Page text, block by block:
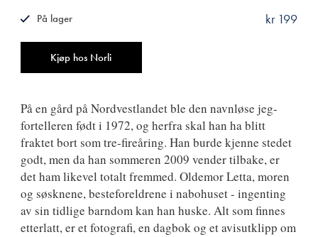
Kjøp hos Norli
kr 199
På lager
På en gård på Nordvestlandet ble den navnløse jeg-
fortelleren født i 1972, og herfra skal han ha blitt
fraktet bort som tre-fireåring. Han burde kjenne stedet
godt, men da han sommeren 2009 vender tilbake, er
det ham likevel totalt fremmed. Oldemor Letta, moren
og søsknene, besteforeldrene i nabohuset - ingenting
av sin tidlige barndom kan han huske. Alt som finnes
etterlatt, er et fotografi, en dagbok og et avisutklipp om